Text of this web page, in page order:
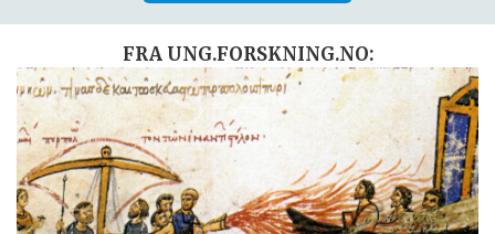
FRA UNG.FORSKNING.NO: